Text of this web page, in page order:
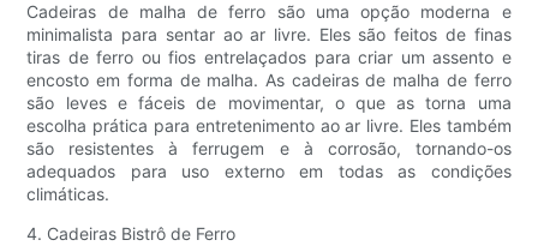
Cadeiras de malha de ferro são uma opção moderna e
minimalista para sentar ao ar livre. Eles são feitos de finas
tiras de ferro ou fios entrelaçados para criar um assento e
encosto em forma de malha. As cadeiras de malha de ferro
são leves e fáceis de movimentar, o que as torna uma
escolha prática para entretenimento ao ar livre. Eles também
são resistentes à ferrugem e à corrosão, tornando-os
adequados para uso externo em todas as condições
climáticas.
4. Cadeiras Bistrô de Ferro